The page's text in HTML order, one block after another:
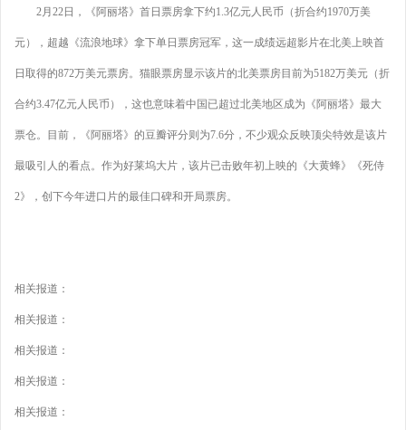
2月22日，《阿丽塔》首日票房拿下约1.3亿元人民币（折合约1970万美
元），超越《流浪地球》拿下单日票房冠军，这一成绩远超影片在北美上映首
日取得的872万美元票房。猫眼票房显示该片的北美票房目前为5182万美元（折
合约3.47亿元人民币），这也意味着中国已超过北美地区成为《阿丽塔》最大
票仓。目前，《阿丽塔》的豆瓣评分则为7.6分，不少观众反映顶尖特效是该片
最吸引人的看点。作为好莱坞大片，该片已击败年初上映的《大黄蜂》《死侍
2》，创下今年进口片的最佳口碑和开局票房。
相关报道：
相关报道：
相关报道：
相关报道：
相关报道：